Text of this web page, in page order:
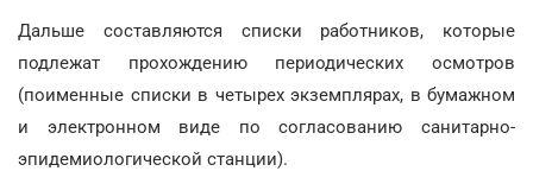
Дальше составляются списки работников, которые
подлежат прохождению периодических осмотров
(поименные списки в четырех экземплярах, в бумажном
и электронном виде по согласованию санитарно-
эпидемиологической станции).